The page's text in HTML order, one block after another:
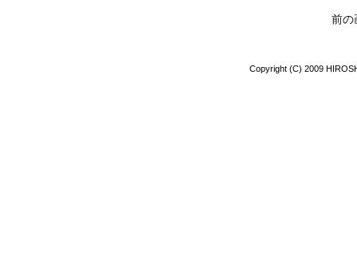
前の
Copyright (C) 2009